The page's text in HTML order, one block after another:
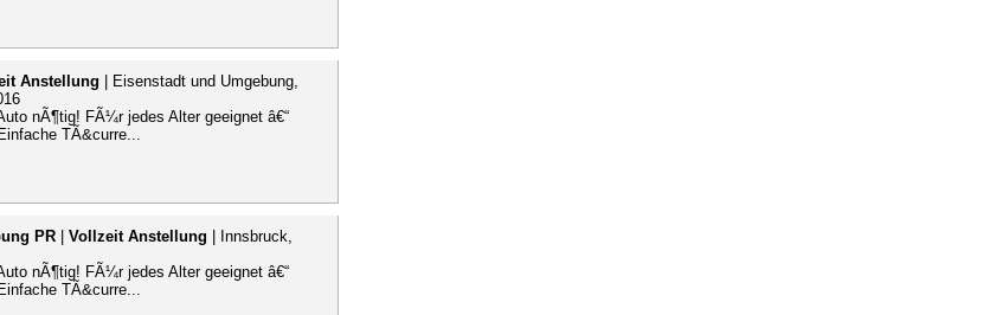
Anstellung | Eisenstadt und Umgebung,
nÃ¶tig! FÃ¼r jedes Alter geeignet â€“
TÃ&curre...
PR Vollzeit Anstellung | Innsbruck,
nÃ¶tig! FÃ¼r jedes Alter geeignet â€“
TÃ&curre...